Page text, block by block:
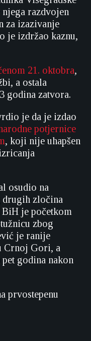
razdvojen
za izazivanje
je izdržao kaznu,
21. oktobra,
a ostala
godina zatvora.
je da je izdao
potjernice
, koji nije uhapšen
osudio na
drugih zločina
je početkom
zbog
je ranije
Crnoj Gori, a
godina nakon
prvostepenu